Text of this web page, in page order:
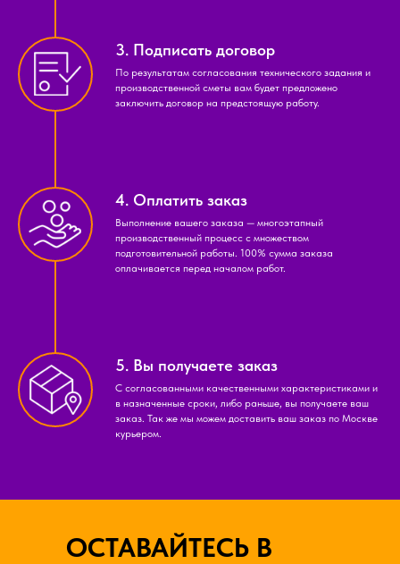
3. Подписать договор
По результатам согласования технического задания и
производственной сметы вам будет предложено
заключить договор на предстоящую работу.
4. Оплатить заказ
Выполнение вашего заказа — многоэтапный
производственный процесс с множеством
подготовительной работы. 100% сумма заказа
оплачивается перед началом работ.
5. Вы получаете заказ
С согласованными качественными характеристиками и
в назначенные сроки, либо раньше, вы получаете ваш
заказ. Так же мы можем доставить ваш заказ по Москве
курьером.
ОСТАВАЙТЕСЬ В